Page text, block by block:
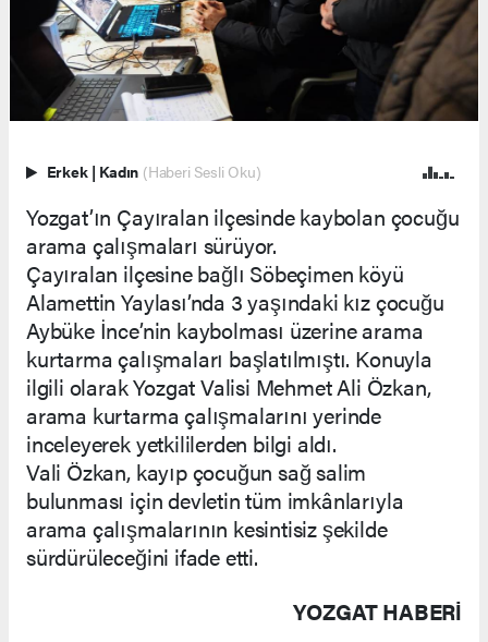
Erkek | Kadın (Haberi Sesli Oku)
Yozgat’ın Çayıralan ilçesinde kaybolan çocuğu
arama çalışmaları sürüyor.
Çayıralan ilçesine bağlı Söbeçimen köyü
Alamettin Yaylası’nda 3 yaşındaki kız çocuğu
Aybüke İnce’nin kaybolması üzerine arama
kurtarma çalışmaları başlatılmıştı. Konuyla
ilgili olarak Yozgat Valisi Mehmet Ali Özkan,
arama kurtarma çalışmalarını yerinde
inceleyerek yetkililerden bilgi aldı.
Vali Özkan, kayıp çocuğun sağ salim
bulunması için devletin tüm imkânlarıyla
arama çalışmalarının kesintisiz şekilde
sürdürüleceğini ifade etti.
YOZGAT HABERİ